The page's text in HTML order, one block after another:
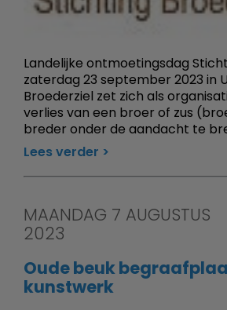
Landelijke ontmoetingsdag
zaterdag 23 september 2023 in
Broederziel zet zich als
verlies van een broer of zus
breder onder de aandacht te
Lees verder
MAANDAG 7 AUGUSTUS
2023
Oude beuk
kunstwerk